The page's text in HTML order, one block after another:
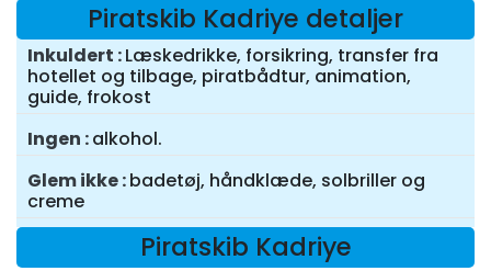
Piratskib Kadriye detaljer
Inkuldert Læskedrikke, forsikring, transfer fra
hotellet og tilbage, piratbådtur, animation,
guide, frokost
Ingen alkohol.
Glem ikke badetøj, håndklæde, solbriller og
creme
Piratskib Kadriye